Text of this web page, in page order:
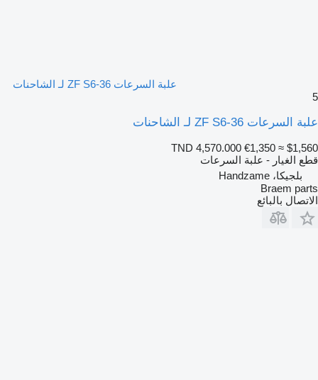
علبة السرعات ZF S6-36 لـ الشاحنات
5
علبة السرعات ZF S6-36 لـ الشاحنات
TND 4,570.000 €1,350 ≈ $1,560
قطع الغيار - علبة السرعات
بلجيكا، Handzame
Braem parts
الاتصال بالبائع